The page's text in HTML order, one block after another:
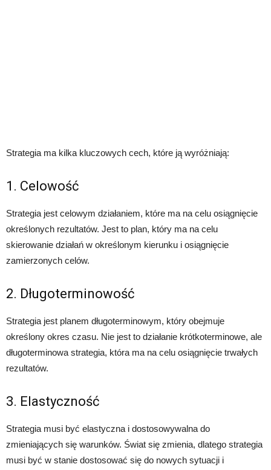
Strategia ma kilka kluczowych cech, które ją wyróżniają:
1. Celowość
Strategia jest celowym działaniem, które ma na celu osiągnięcie
określonych rezultatów. Jest to plan, który ma na celu
skierowanie działań w określonym kierunku i osiągnięcie
zamierzonych celów.
2. Długoterminowość
Strategia jest planem długoterminowym, który obejmuje
określony okres czasu. Nie jest to działanie krótkoterminowe, ale
długoterminowa strategia, która ma na celu osiągnięcie trwałych
rezultatów.
3. Elastyczność
Strategia musi być elastyczna i dostosowywalna do
zmieniających się warunków. Świat się zmienia, dlatego strategia
musi być w stanie dostosować się do nowych sytuacji i